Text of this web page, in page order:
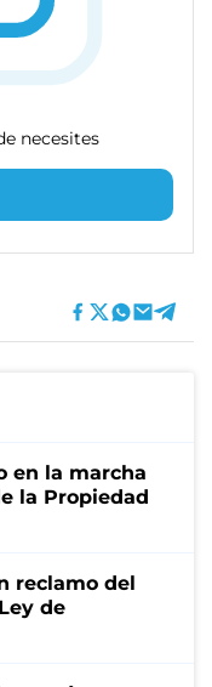
necesites
en la marcha
la Propiedad
reclamo del
de